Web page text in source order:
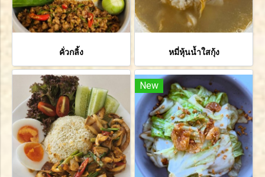
คั่วกลิ้ง หมี่หุ้นน้ำใสกุ้ง
New